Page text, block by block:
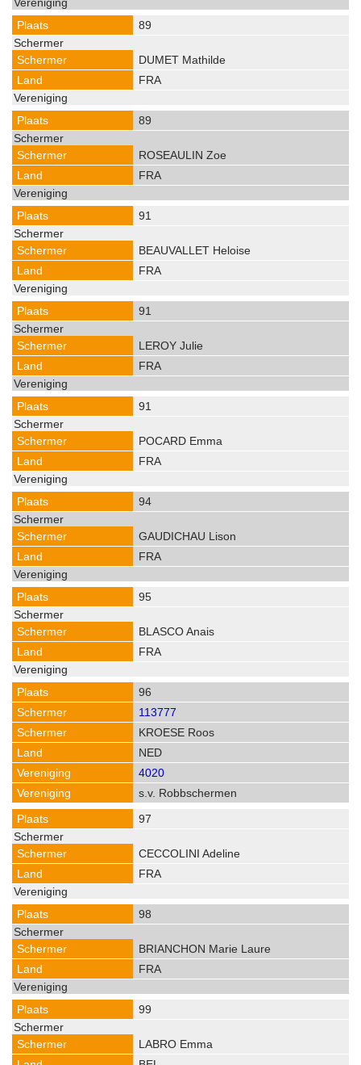
89
DUMET Mathilde
FRA
89
ROSEAULIN Zoe
FRA
91
BEAUVALLET Heloise
FRA
91
LEROY Julie
FRA
91
POCARD Emma
FRA
94
GAUDICHAU Lison
FRA
95
BLASCO Anais
FRA
96
113777
KROESE Roos
NED
4020
s.v. Robbschermen
97
CECCOLINI Adeline
FRA
98
BRIANCHON Marie Laure
FRA
99
LABRO Emma